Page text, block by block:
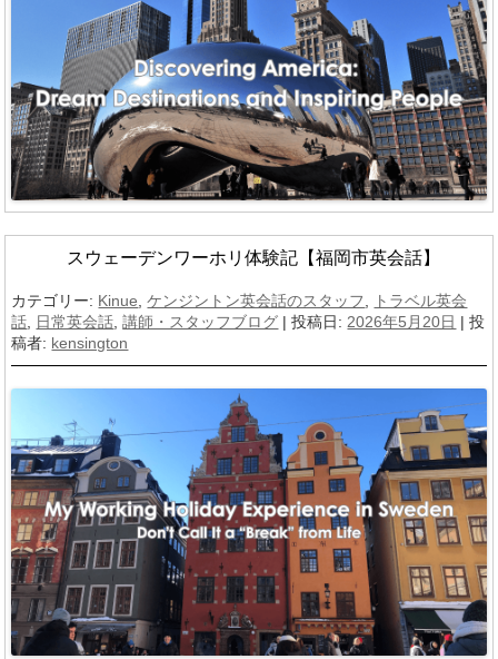
スウェーデンワーホリ体験記【福岡市英会話】
カテゴリー: Kinue ,ケンジントン英会話のスタッフ
トラベル英会
話
日常英会話 ,講師・スタッフブログ | 投稿日: 2026年5月20日 |投
稿者: kensington